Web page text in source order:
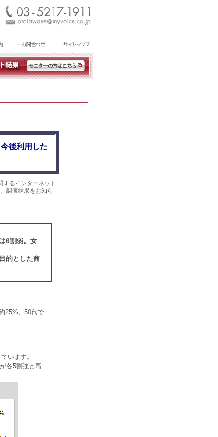
後利用した
するインターネット
調査結果をお知ら
6割弱。女
的とした商
25%、50代で
います。
各5割強と高